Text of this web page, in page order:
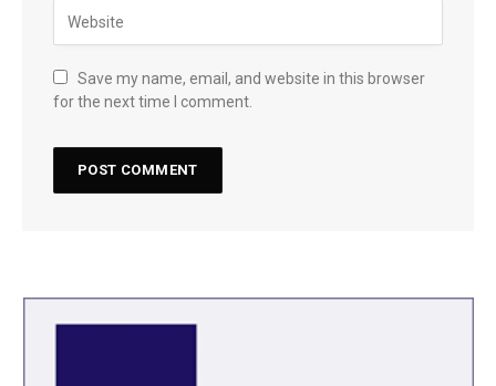
Save my name, email, and website in this browser
for the next time I comment.